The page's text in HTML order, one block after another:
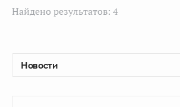
Найдено результатов: 4